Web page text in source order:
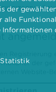
Registrierung
der
der
alle
Informationen
Statistik